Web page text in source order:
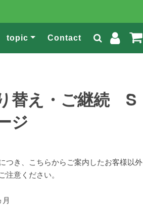
topic Contact
替え・ご継続 S
ジ
つき、こちらからご案内したお客様以外
注意ください。